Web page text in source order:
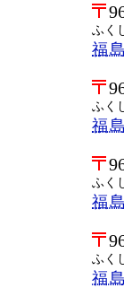
ふく
福
ふく
福
ふく
福
ふく
福